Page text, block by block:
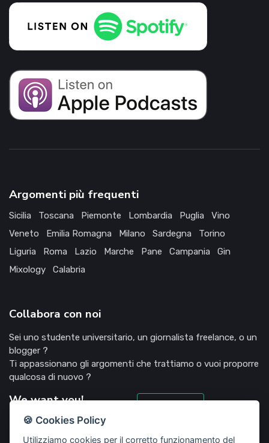
Argomenti più frequenti
Sicilia Toscana Piemonte Lombardia Puglia
Vino
Veneto
Emilia Romagna Milano Sardegna
Torino
Liguria
Roma Lazio Marche Pane Campania
Gin
Mixology
Calabria
Collabora con noi
Sei uno studente universitario, un giornalista freelance, o un
blogger ?
Ti appassionano gli argomenti che trattiamo o vuoi proporre
qualcosa di nuovo ?
We want you!
🍪 Cookies Policy
Utilizziamo cookies per il corretto funzionamento del